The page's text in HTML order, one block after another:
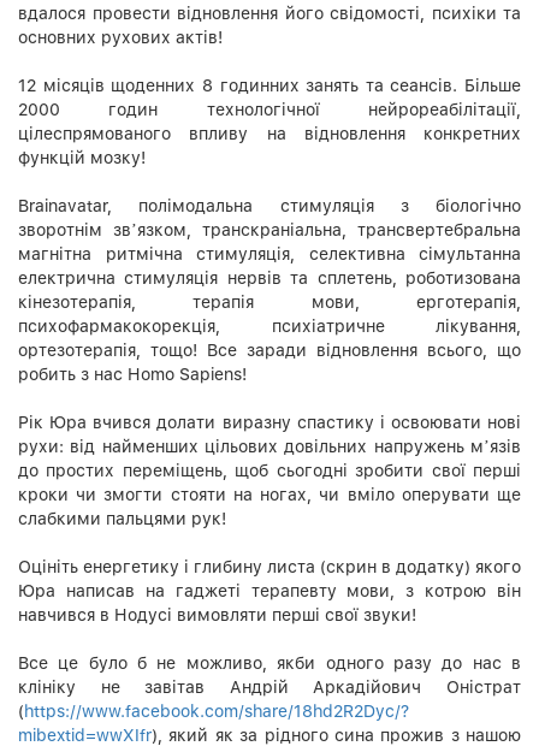
вдалося провести відновлення його свідомості, психіки та
основних рухових актів!
12 місяців щоденних 8 годинних занять та сеансів. Більше
2000 годин технологічної нейрореабілітації,
цілеспрямованого впливу на відновлення конкретних
функцій мозку!
Brainavatar, полімодальна стимуляція з біологічно
зворотнім звʼязком, транскраніальна, трансвертебральна
магнітна ритмічна стимуляція, селективна сімультанна
електрична стимуляція нервів та сплетень, роботизована
кінезотерапія, терапія мови, ерготерапія,
психофармакокорекція, психіатричне лікування,
ортезотерапія, тощо! Все заради відновлення всього, що
робить з нас Ноmo Sapiens!
Рік Юра вчився долати виразну спастику і освоювати нові
рухи: від найменших цільових довільних напружень мʼязів
до простих переміщень, щоб сьогодні зробити свої перші
кроки чи змогти стояти на ногах, чи вміло оперувати ще
слабкими пальцями рук!
Оцініть енергетику і глибину листа (скрин в додатку) якого
Юра написав на гаджеті терапевту мови, з котрою він
навчився в Нодусі вимовляти перші свої звуки!
Все це було б не можливо, якби одного разу до нас в
клініку не завітав Андрій Аркадійович Оністрат
(https://www.facebook.com/share/18hd2R2Dyc/?
mibextid=wwXIfr), який як за рідного сина прожив з нашою